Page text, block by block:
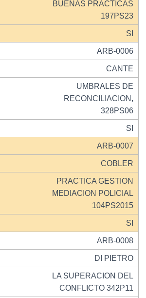
BUENAS PRACTICAS
197PS23
SI
ARB-0006
CANTE
UMBRALES DE
RECONCILIACION,
328PS06
SI
ARB-0007
COBLER
PRACTICA GESTION
MEDIACION POLICIAL
104PS2015
SI
ARB-0008
DI PIETRO
LA SUPERACION DEL
CONFLICTO 342P11